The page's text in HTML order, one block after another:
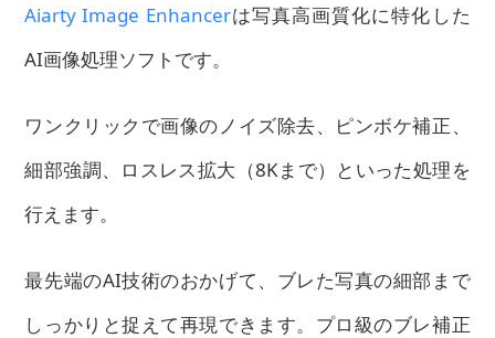
Aiarty Image Enhancerは写真高画質化に特化した
AI画像処理ソフトです。
ワンクリックで画像のノイズ除去、ピンボケ補正、
細部強調、ロスレス拡大（8Kまで）といった処理を
行えます。
最先端のAI技術のおかげて、ブレた写真の細部まで
しっかりと捉えて再現できます。プロ級のブレ補正